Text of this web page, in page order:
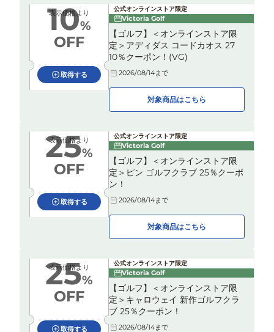
表示価格より
10%
OFF
取得する
公式オンラインストア限定
Victoria Golf
【ゴルフ】＜オンラインストア限
定＞アディダス コードカオス 27
10％クーポン！(VG)
2026/08/14まで
対象商品はこちら
表示価格より
25%
OFF
取得する
公式オンラインストア限定
Victoria Golf
【ゴルフ】＜オンラインストア限
定＞ピン ゴルフクラブ 25％クーポ
ン！
2026/08/14まで
対象商品はこちら
表示価格より
25%
OFF
取得する
公式オンラインストア限定
Victoria Golf
【ゴルフ】＜オンラインストア限
定＞キャロウェイ 新作ゴルフクラ
ブ 25％クーポン！
2026/08/14まで